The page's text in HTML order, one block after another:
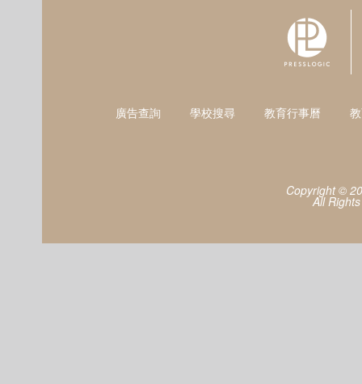
廣告查詢 學校搜尋 教育行事曆
Copyright ©
All